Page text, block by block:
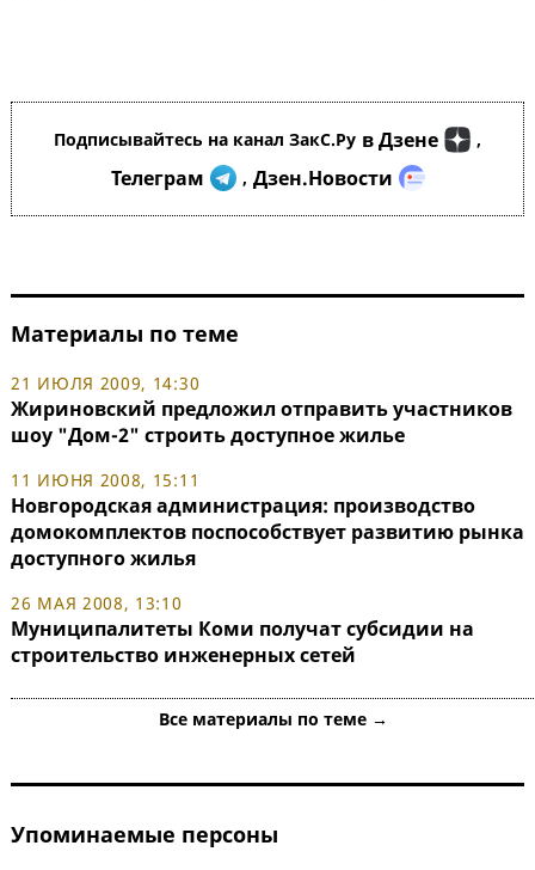
Подписывайтесь на канал ЗакС.Ру в Дзене ,
Телеграм , Дзен.Новости
Материалы по теме
21 ИЮЛЯ 2009, 14:30
Жириновский предложил отправить участников
шоу "Дом-2" строить доступное жилье
11 ИЮНЯ 2008, 15:11
Новгородская администрация: производство
домокомплектов поспособствует развитию рынка
доступного жилья
26 МАЯ 2008, 13:10
Муниципалитеты Коми получат субсидии на
строительство инженерных сетей
Все материалы по теме →
Упоминаемые персоны